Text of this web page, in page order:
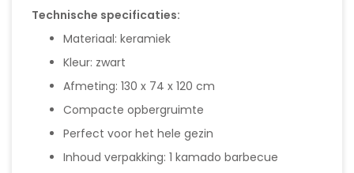
Technische specificaties:
Materiaal: keramiek
Kleur: zwart
Afmeting: 130 x 74 x 120 cm
Compacte opbergruimte
Perfect voor het hele gezin
Inhoud verpakking: 1 kamado barbecue